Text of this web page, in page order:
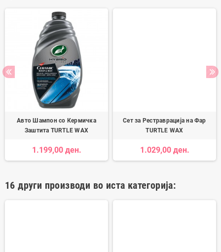
Авто Шампон со Кермичка
Заштита TURTLE WAX
1.199,00 ден.
Сет за Рестраврација на Фар
TURTLE WAX
1.029,00 ден.
16 други производи во иста категорија: